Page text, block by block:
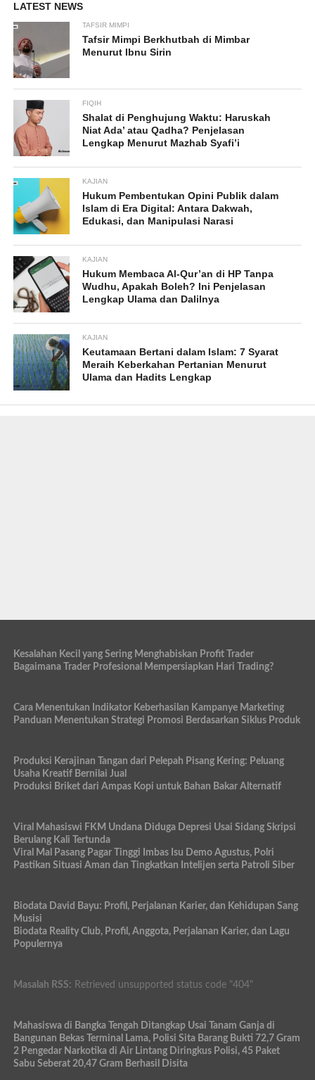
LATEST NEWS
TAFSIR MIMPI
Tafsir Mimpi Berkhutbah di Mimbar
Menurut Ibnu Sirin
FIQIH
Shalat di Penghujung Waktu: Haruskah
Niat Ada’ atau Qadha? Penjelasan
Lengkap Menurut Mazhab Syafi’i
KAJIAN
Hukum Pembentukan Opini Publik dalam
Islam di Era Digital: Antara Dakwah,
Edukasi, dan Manipulasi Narasi
KAJIAN
Hukum Membaca Al-Qur’an di HP Tanpa
Wudhu, Apakah Boleh? Ini Penjelasan
Lengkap Ulama dan Dalilnya
KAJIAN
Keutamaan Bertani dalam Islam: 7 Syarat
Meraih Keberkahan Pertanian Menurut
Ulama dan Hadits Lengkap
Kesalahan Kecil yang Sering Menghabiskan Profit Trader
Bagaimana Trader Profesional Mempersiapkan Hari Trading?
Cara Menentukan Indikator Keberhasilan Kampanye Marketing
Panduan Menentukan Strategi Promosi Berdasarkan Siklus Produk
Produksi Kerajinan Tangan dari Pelepah Pisang Kering: Peluang
Usaha Kreatif Bernilai Jual
Produksi Briket dari Ampas Kopi untuk Bahan Bakar Alternatif
Viral Mahasiswi FKM Undana Diduga Depresi Usai Sidang Skripsi
Berulang Kali Tertunda
Viral Mal Pasang Pagar Tinggi Imbas Isu Demo Agustus, Polri
Pastikan Situasi Aman dan Tingkatkan Intelijen serta Patroli Siber
Biodata David Bayu: Profil, Perjalanan Karier, dan Kehidupan Sang
Musisi
Biodata Reality Club, Profil, Anggota, Perjalanan Karier, dan Lagu
Populernya
Masalah RSS: Retrieved unsupported status code "404"
Mahasiswa di Bangka Tengah Ditangkap Usai Tanam Ganja di
Bangunan Bekas Terminal Lama, Polisi Sita Barang Bukti 72,7 Gram
2 Pengedar Narkotika di Air Lintang Diringkus Polisi, 45 Paket
Sabu Seberat 20,47 Gram Berhasil Disita